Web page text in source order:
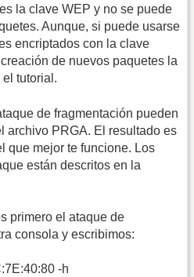
la clave WEP y no se puede
Aunque, si puede usarse
encriptados con la clave
de nuevos paquetes la
tutorial.
de fragmentación pueden
archivo PRGA. El resultado es
que mejor te funcione. Los
están descritos en la
primero el ataque de
consola y escribimos:
-h